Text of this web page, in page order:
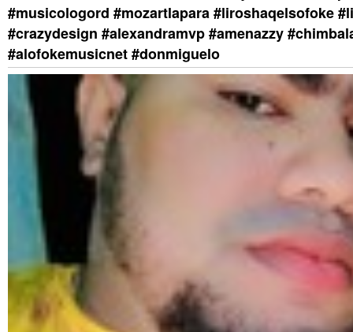
#musicologord #mozartlapara #liroshaqelsofoke
#crazydesign #alexandramvp #amenazzy
#alofokemusicnet #donmiguelo